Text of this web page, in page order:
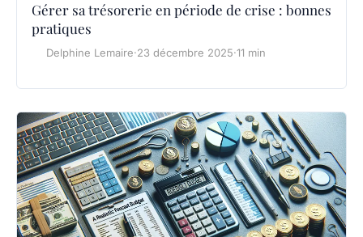
Gérer sa trésorerie en période de crise : bonnes
pratiques
Delphine Lemaire·23 décembre 2025·11 min